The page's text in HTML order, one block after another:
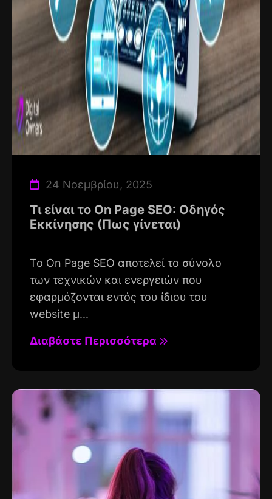
24 Νοεμβρίου, 2025
Τι είναι το On Page SEO: Οδηγός
Εκκίνησης (Πως γίνεται)
Το On Page SEO αποτελεί το σύνολο
των τεχνικών και ενεργειών που
εφαρμόζονται εντός του ίδιου του
website μ...
Διαβάστε Περισσότερα